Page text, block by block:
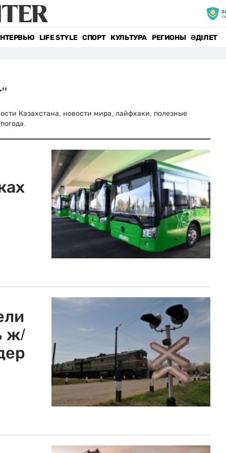
LIFE STYLE СПОРТ КУЛЬТУРА РЕГИОНЫ ӘДІЛЕТ
Казахстана, новости мира, лайфхаки, полезные
ж/